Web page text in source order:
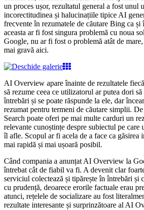
un proces ușor, rezultatul general a fost unul
incorectitudinea și halucinațiile tipice AI
frecvente în rezumatele de căutare Bing ca și
aceasta ar fi fost singura problemă cu noua
Google, nu ar fi fost o problemă atât de
mai gravă aici.
AI Overview apare înainte de rezultatele
să rezume ceea ce utilizatorul ar putea dori
întrebări și se poate răspunde la ele, dar
rezumat pentru termeni de căutare simplii.
Search poate oferi pe mai multe carduri un
relevante cunoștințe despre subiectul pe care
îl afle. Scopul ar fi acela de a face ca găsirea
mai rapidă și mai ușoară posibil.
Când compania a anunțat AI Overview la
întrebat cât de fiabil va fi. A devenit clar
serviciul colectează și tipărește în întrebări și
cu prudență, deoarece erorile factuale erau
atunci, rețelele de socializare au fost
rezultate interesante și surprinzătoare al AI